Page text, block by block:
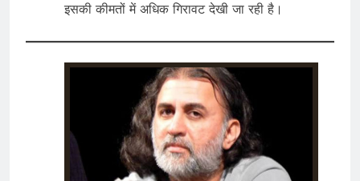
इसकी कीमतों में अधिक गिरावट देखी जा रही है।